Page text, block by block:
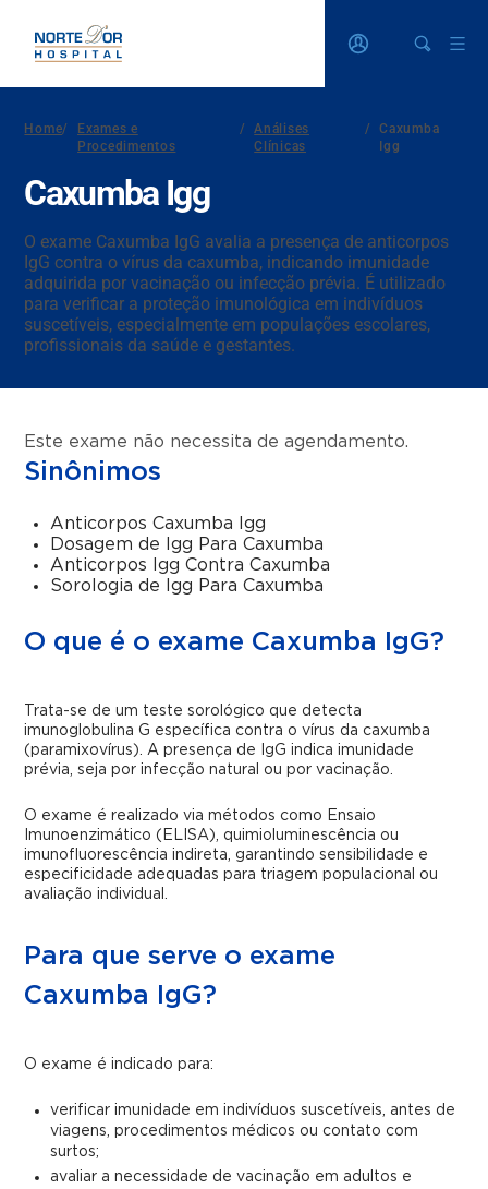
Home/
Exames e
Procedimentos
/
Análises
Clínicas
/
Caxumba
Igg
Caxumba Igg
O exame Caxumba IgG avalia a presença de anticorpos
IgG contra o vírus da caxumba, indicando imunidade
adquirida por vacinação ou infecção prévia. É utilizado
para verificar a proteção imunológica em indivíduos
suscetíveis, especialmente em populações escolares,
profissionais da saúde e gestantes.
Este exame não necessita de agendamento.
Sinônimos
Anticorpos Caxumba Igg
Dosagem de Igg Para Caxumba
Anticorpos Igg Contra Caxumba
Sorologia de Igg Para Caxumba
O que é o exame Caxumba IgG?
Trata-se de um teste sorológico que detecta
imunoglobulina G específica contra o vírus da caxumba
(paramixovírus). A presença de IgG indica imunidade
prévia, seja por infecção natural ou por vacinação.
O exame é realizado via métodos como Ensaio
Imunoenzimático (ELISA), quimioluminescência ou
imunofluorescência indireta, garantindo sensibilidade e
especificidade adequadas para triagem populacional ou
avaliação individual.
Para que serve o exame
Caxumba IgG?
O exame é indicado para:
verificar imunidade em indivíduos suscetíveis, antes de
viagens, procedimentos médicos ou contato com
surtos;
avaliar a necessidade de vacinação em adultos e